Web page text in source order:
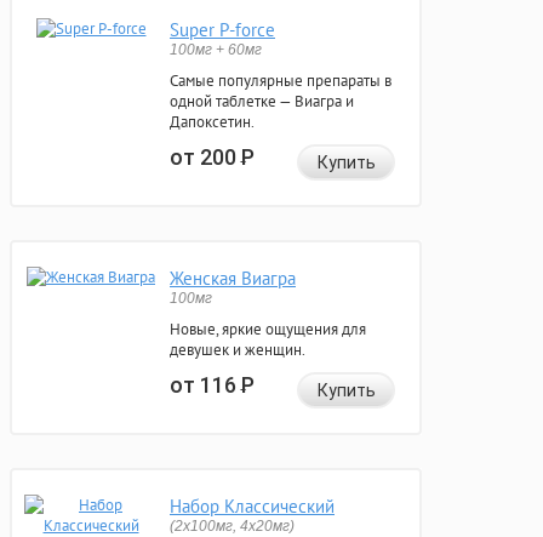
Super P-force
100мг + 60мг
Самые популярные препараты в
одной таблетке — Виагра и
Дапоксетин.
от 200Р Купить
Женская Виагра
100мг
Новые, яркие ощущения для
девушек и женщин.
от 116Р Купить
Набор Классический
(2x100мг, 4x20мг)